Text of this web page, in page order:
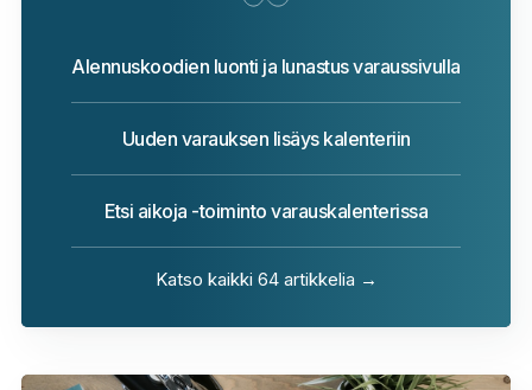
Alennuskoodien luonti ja lunastus varaussivulla
Uuden varauksen lisäys kalenteriin
Etsi aikoja -toiminto varauskalenterissa
Katso kaikki 64 artikkelia →